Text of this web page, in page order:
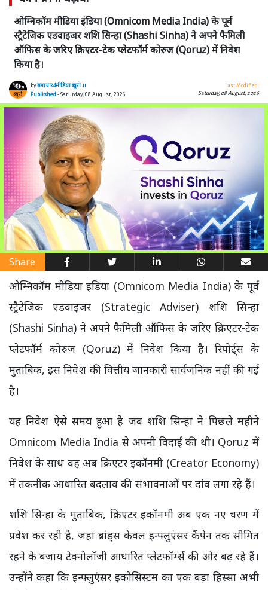
ओम्निकॉम मीडिया इंडिया (Omnicom Media India) के पूर्व
स्ट्रैटेजिक एडवाइजर शशि सिन्हा (Shashi Sinha) ने अपने फैमिली
ऑफिस के जरिए क्रिएटर-टेक प्लेटफॉर्म कोरुज (Qoruz) में निवेश
किया है।
byसमाचार4मीडिया ब्यूरो ।।
Published- Saturday, 08 August, 2026
Last Modified:
Saturday, 08 August, 2026
Share
ओम्निकॉम मीडिया इंडिया (Omnicom Media India) के पूर्व
स्ट्रैटेजिक एडवाइजर (Strategic Adviser) शशि सिन्हा
(Shashi Sinha) ने अपने फैमिली ऑफिस के जरिए क्रिएटर-टेक
प्लेटफॉर्म कोरुज (Qoruz) में निवेश किया है। रिपोर्ट्स के
मुताबिक, इस निवेश की वित्तीय जानकारी सार्वजनिक नहीं की गई
है।
यह निवेश ऐसे समय हुआ है जब शशि सिन्हा ने पिछले महीने
Omnicom Media India से अपनी विदाई की थी। Qoruz में
निवेश के साथ वह अब क्रिएटर इकॉनमी (Creator Economy)
में तकनीक आधारित बदलाव की संभावनाओं पर दांव लगा रहे हैं।
शशि सिन्हा के मुताबिक, क्रिएटर इकॉनमी अब एक नए चरण में
प्रवेश कर रही है, जहां ब्रांड्स केवल इन्फ्लुएंसर कैंपेन तक सीमित
रहने के बजाय टेक्नोलॉजी आधारित प्लेटफॉर्म्स की ओर बढ़ रहे हैं।
उन्होंने कहा कि इन्फ्लुएंसर इकोसिस्टम का एक बड़ा हिस्सा अभी